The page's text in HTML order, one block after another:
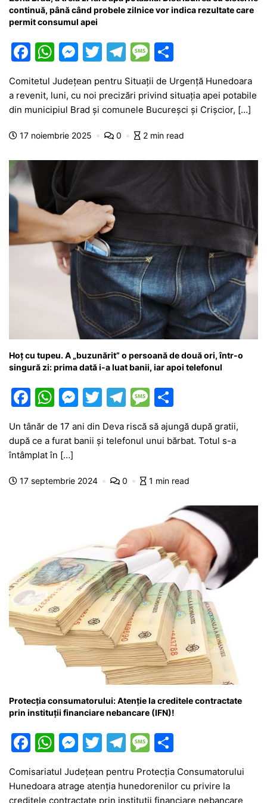
continuă, până când probele zilnice vor indica rezultate care
permit consumul apei
F
c
e
b
o
o
k
W
at
s
A
p
p
M
s
s
e
g
T
itt
er
T
el
e
gr
a
m
M
e
s
s
a
e
ta
je
a
z
ă
Comitetul Județean pentru Situații de Urgență Hunedoara
a revenit, luni, cu noi precizări privind situația apei potabile
din municipiul Brad și comunele Bucureșci și Crișcior, […]
17 noiembrie 2025 0 2 min read
Hoț cu tupeu. A „buzunărit” o persoană de două ori, într-o
singură zi: prima dată i-a luat banii, iar apoi telefonul
F
c
e
b
o
W
at
s
A
p
M
e
s
e
T
itt
T
el
e
a
m
M
s
a
ta
a
z
ă
Un tânăr de 17 ani din Deva riscă să ajungă după gratii,
după ce a furat banii și telefonul unui bărbat. Totul s-a
întâmplat în […]
17 septembrie 2024 0 1 min read
Protecția consumatorului: Atenție la creditele contractate
prin instituții financiare nebancare (IFN)!
F
c
W
at
M
s
T
itt
T
e
M
s
ta
Comisariatul Județean pentru Protecția Consumatorului
Hunedoara atrage atenția hunedorenilor cu privire la
creditele contractate prin instituții financiare nebancare